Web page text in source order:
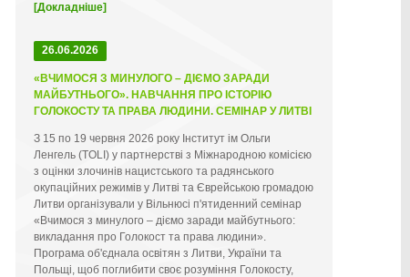
[Докладніше]
26.06.2026
«ВЧИМОСЯ З МИНУЛОГО – ДІЄМО ЗАРАДИ
МАЙБУТНЬОГО». НАВЧАННЯ ПРО ІСТОРІЮ
ГОЛОКОСТУ ТА ПРАВА ЛЮДИНИ. СЕМІНАР У ЛИТВІ
З 15 по 19 червня 2026 року Інститут ім Ольги
Ленгель (TOLI) у партнерстві з Міжнародною комісією
з оцінки злочинів нацистського та радянського
окупаційних режимів у Литві та Єврейською громадою
Литви організували у Вільнюсі п'ятиденний семінар
«Вчимося з минулого – діємо заради майбутнього:
викладання про Голокост та права людини».
Програма об'єднала освітян з Литви, України та
Польщі, щоб поглибити своє розуміння Голокосту,